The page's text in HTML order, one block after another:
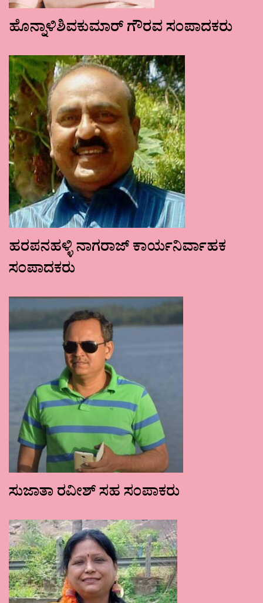
ಹೊನ್ನಾಳಿಶಿವಕುಮಾರ್ ಗೌರವ ಸಂಪಾದಕರು
ಹರಪನಹಳ್ಳಿ ನಾಗರಾಜ್ ಕಾರ್ಯನಿರ್ವಾಹಕ
ಸಂಪಾದಕರು
ಸುಜಾತಾ ರವೀಶ್ ಸಹ ಸಂಪಾಕರು